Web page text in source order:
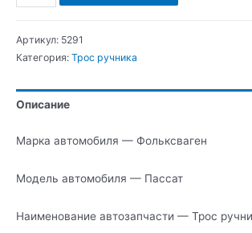
Фольксваген
Трос
Артикул: 5291
Категория: Трос ручника
Описание
Марка автомобиля — Фольксваген
Модель автомобиля — Пассат
Наименование автозапчасти — Трос